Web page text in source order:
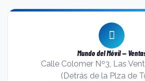
Mundo del Móvil —
Calle Colomer Nº3, Las
(Detrás de la Plza de